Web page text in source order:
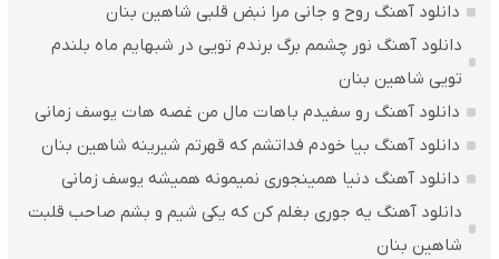
دانلود آهنگ روح و جانی مرا نبض قلبی شاهین بنان
دانلود آهنگ نور چشمم برگ برندم تویی در شبهایم ماه بلندم
تویی شاهین بنان
دانلود آهنگ رو سفیدم باهات مال من غصه هات یوسف زمانی
دانلود آهنگ بیا خودم فداتشم که قهرتم شیرینه شاهین بنان
دانلود آهنگ دنیا همینجوری نمیمونه همیشه یوسف زمانی
دانلود آهنگ یه جوری بغلم کن که یکی شیم و بشم صاحب قلبت
شاهین بنان